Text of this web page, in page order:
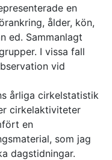
en
ålder, kön,
ed. Sammanlagt
I vissa fall
vid
årliga cirkelstatistik
cirkelaktiviteter
en
som jag
dagstidningar.